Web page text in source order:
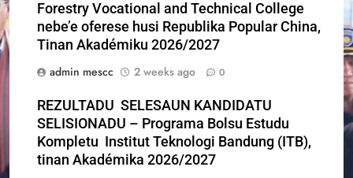
Forestry Vocational and Technical College
nebe’e oferese husi Republika Popular China,
Tinan Akadémiku 2026/2027
admin mescc
2 weeks ago 0
REZULTADU SELESAUN KANDIDATU
SELISIONADU – Programa Bolsu Estudu
Kompletu Institut Teknologi Bandung (ITB),
tinan Akadémika 2026/2027